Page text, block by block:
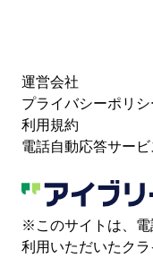
運営会社
プライバシーポリシ
利用規約
電話自動応答サー
※このサイトは、電
利用いただいたク